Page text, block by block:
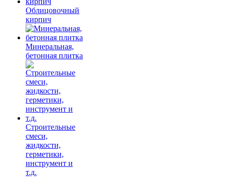
Облицовочный
кирпич
Минеральная,
бетонная плитка
Строительные
смеси,
жидкости,
герметики,
инструмент и
т.д.